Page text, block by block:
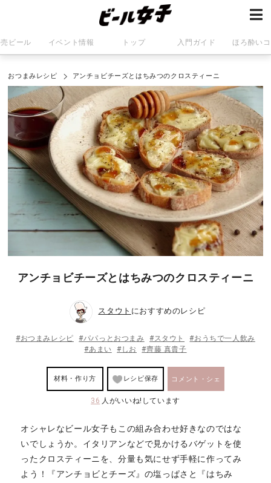
ビール イベント情報 トップ 入門ガイド ほろ酔い
おつまみレシピ アンチョビチーズとはちみつのクロスティーニ
アンチョビチーズとはちみつのクロスティーニ
スタウト におすすめのレシピ
#おつまみレシピ #パパっとおつまみ #スタウト
#おうちで一人飲み
#あまい
#しお #齊藤 真貴子
材料・作り方 レシピ保存 コメント・シェ
36 人がいいね!しています
オシャレなビール女子もこの組み合わせ好きなのではな
いでしょうか。イタリアンなどで見かけるバゲットを使
ったクロスティーニを、分量も気にせず手軽に作ってみ
よう！『アンチョビとチーズ』の塩っぱさと『はちみ